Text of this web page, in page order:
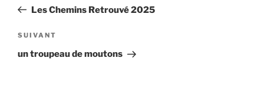
l’article
précédent
Les Chemins Retrouvé 2025
Article
suivant
SUIVANT
un troupeau de moutons